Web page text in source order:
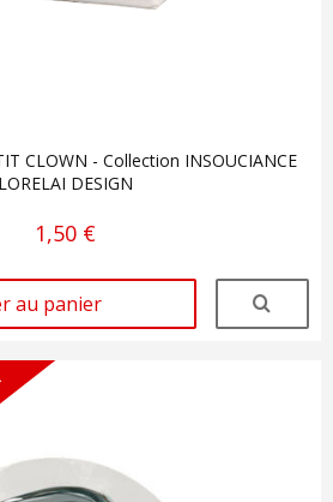
CLOWN - Collection INSOUCIANCE
LORELAI DESIGN
1,50 €
au panier